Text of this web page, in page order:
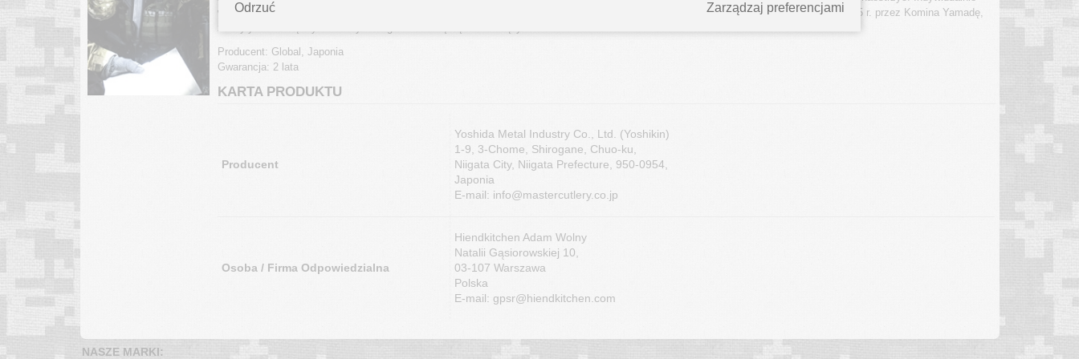
wyważana rękojeść została tak skonstruowana, by redukować zmęczenie i nie wyślizgiwać się z rąk. Noże Global, zaprojektowane w 1985 r. przez Komina Yamadę,
Producent: Global, Japonia
Gwarancja: 2 lata
KARTA PRODUKTU
Producent
Yoshida Metal Industry Co., Ltd. (Yoshikin)
1-9, 3-Chome, Shirogane, Chuo-ku,
Niigata City, Niigata Prefecture, 950-0954,
Japonia
E-mail: info@mastercutlery.co.jp
Osoba / Firma Odpowiedzialna
Hiendkitchen Adam Wolny
Natalii Gąsiorowskiej 10,
03-107 Warszawa
Polska
E-mail: gpsr@hiendkitchen.com
NASZE MARKI:
Zarządzaj preferencjami
Odrzuć